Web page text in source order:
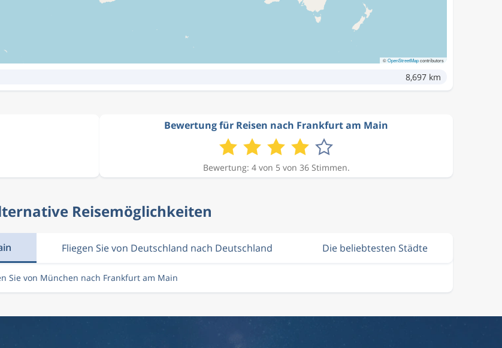
©OpenStreetMapcontributors
8,697 km
Bewertung für Reisen nach Frankfurt am Main
Bewertung: 4 von 5 von 36 Stimmen.
Reisemöglichkeiten
Fliegen Sie von Deutschland nach Deutschland Die beliebtesten Städte
Sie von München nach Frankfurt am Main